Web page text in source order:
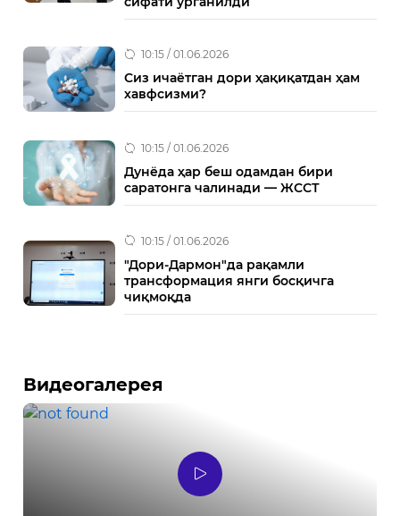
10:15 / 01.06.2026
Сиз ичаётган дори ҳақиқатдан ҳам
хавфсизми?
10:15 / 01.06.2026
Дунёда ҳар беш одамдан бири
саратонга чалинади — ЖССТ
10:15 / 01.06.2026
"Дори-Дармон"да рақамли
трансформация янги босқичга
чиқмоқда
Видеогалерея